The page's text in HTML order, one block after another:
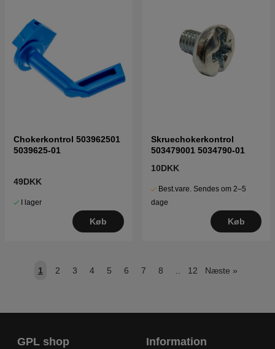
Chokerkontrol 503962501
5039625-01
49DKK
I lager
Køb
Skruechokerkontrol
503479001 5034790-01
10DKK
Best.vare. Sendes om 2–5
dage
Køb
1 2 3 4 5 6 7 8 .. 12 Næste »
GPL shop Information